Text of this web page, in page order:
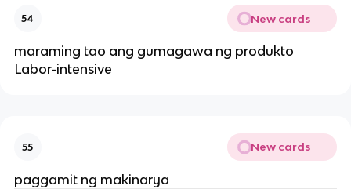
54 New cards
maraming tao ang gumagawa ng produkto
Labor-intensive
55 New cards
paggamit ng makinarya